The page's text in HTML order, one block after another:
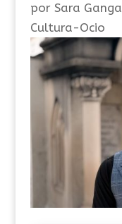
por Sara
Cultura-Ocio